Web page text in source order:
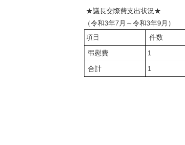
★議長交際費支出状況★
（令和3年7月～令和3年9月）
項目
件数
弔慰費
1
合計
1